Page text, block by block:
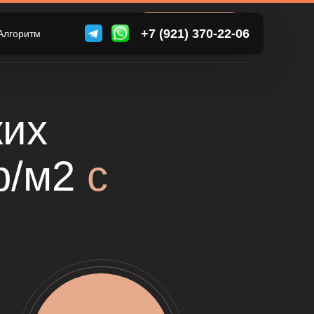
+7 (921) 370-22-06
м2 с
(499) 000-00-00
вопросы? Позвоните нам
ВАМ ПЕРЕЗВОНИТЬ?